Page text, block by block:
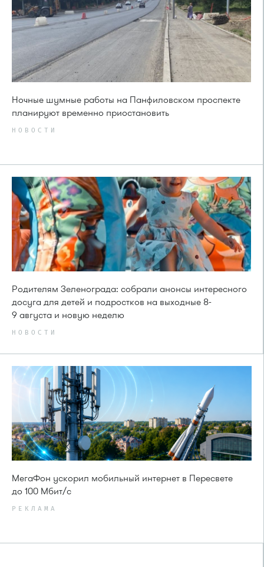
Ночные шумные работы на Панфиловском проспекте
планируют временно приостановить
НОВОСТИ
Родителям Зеленограда: собрали анонсы интересного
досуга для детей и подростков на выходные 8-
9 августа и новую неделю
НОВОСТИ
МегаФон ускорил мобильный интернет в Пересвете
до 100 Мбит/с
РЕКЛАМА